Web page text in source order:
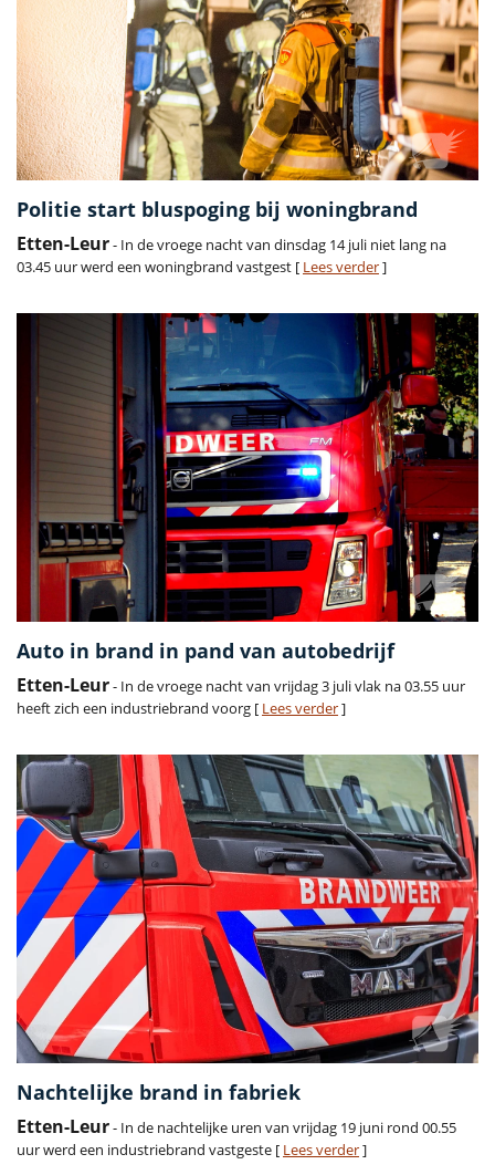
Politie start bluspoging bij woningbrand
Etten-Leur- In de vroege nacht van dinsdag 14 juli niet lang na
03.45 uur werd een woningbrand vastgest [ Lees verder]
Auto in brand in pand van autobedrijf
Etten-Leur- In de vroege nacht van vrijdag 3 juli vlak na 03.55 uur
heeft zich een industriebrand voorg [ Lees verder]
Nachtelijke brand in fabriek
Etten-Leur- In de nachtelijke uren van vrijdag 19 juni rond 00.55
uur werd een industriebrand vastgeste [ Lees verder]